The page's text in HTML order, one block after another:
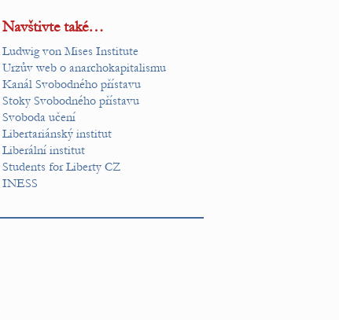
Navštivte také…
Ludwig von Mises Institute
Urzův web o anarchokapitalismu
Kanál Svobodného přístavu
Stoky Svobodného přístavu
Svoboda učení
Libertariánský institut
Liberální institut
Students for Liberty CZ
INESS